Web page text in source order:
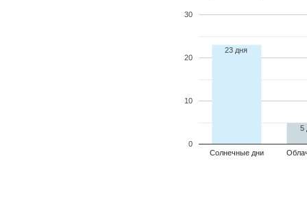
Солнечные дни
0
10
20
30
23 дня
5